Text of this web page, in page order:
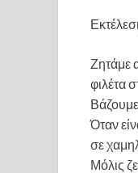
Ζητάμε
φιλέτα
Όταν
σε
Μόλις